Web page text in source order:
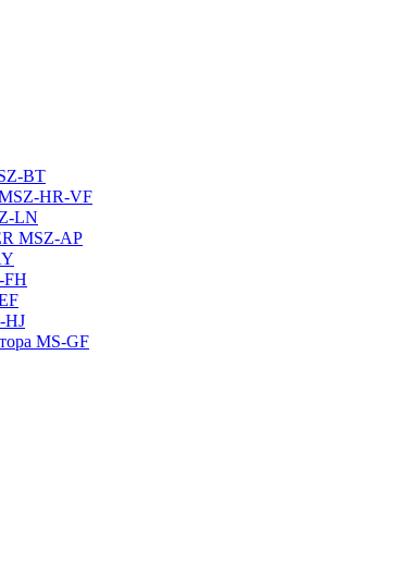
BT
HR-VF
LN
MSZ-AP
FH
HJ
MS-GF